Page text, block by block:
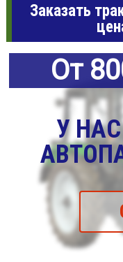
Заказать
От
У